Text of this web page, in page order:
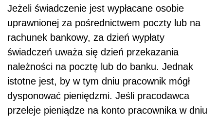
Jeżeli świadczenie jest wypłacane osobie
uprawnionej za pośrednictwem poczty lub na
rachunek bankowy, za dzień wypłaty
świadczeń uważa się dzień przekazania
należności na pocztę lub do banku. Jednak
istotne jest, by w tym dniu pracownik mógł
dysponować pieniędzmi. Jeśli pracodawca
przeleje pieniądze na konto pracownika w dniu